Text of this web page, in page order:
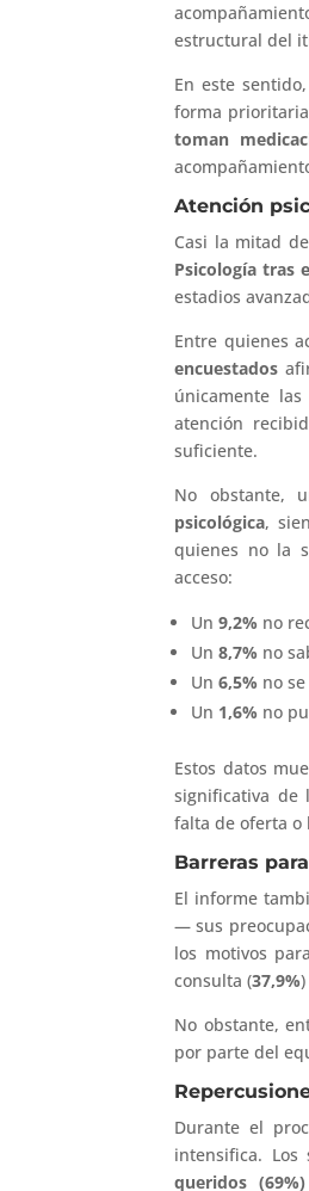
estructural del
En este
forma
toman
Atención
Casi la mitad
Psicología tras
estadios
Entre quienes
encuestados
únicamente
atención
suficiente.
No obstante,
psicológica,
quienes no la
acceso:
Un9,2% no
Un8,7% no
Un6,5% no
Un 1,6% no
Estos datos
significativa de
falta de oferta o
Barreras
El informe
— sus
los motivos
consulta (37,9%
No obstante,
por parte del
Durante el
intensifica. Los
queridos